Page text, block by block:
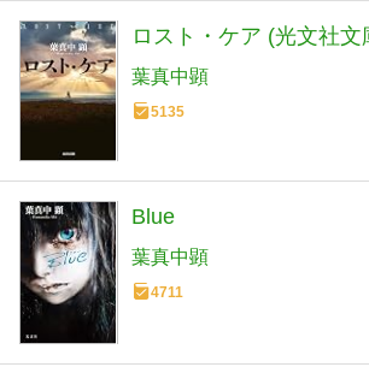
ロスト・ケア (光文社文
葉真中顕
5135
Blue
葉真中顕
4711